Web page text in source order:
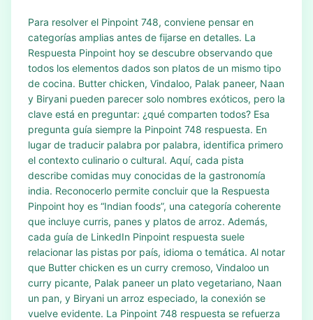
Para resolver el Pinpoint 748, conviene pensar en
categorías amplias antes de fijarse en detalles. La
Respuesta Pinpoint hoy se descubre observando que
todos los elementos dados son platos de un mismo tipo
de cocina. Butter chicken, Vindaloo, Palak paneer, Naan
y Biryani pueden parecer solo nombres exóticos, pero la
clave está en preguntar: ¿qué comparten todos? Esa
pregunta guía siempre la Pinpoint 748 respuesta. En
lugar de traducir palabra por palabra, identifica primero
el contexto culinario o cultural. Aquí, cada pista
describe comidas muy conocidas de la gastronomía
india. Reconocerlo permite concluir que la Respuesta
Pinpoint hoy es “Indian foods”, una categoría coherente
que incluye curris, panes y platos de arroz. Además,
cada guía de LinkedIn Pinpoint respuesta suele
relacionar las pistas por país, idioma o temática. Al notar
que Butter chicken es un curry cremoso, Vindaloo un
curry picante, Palak paneer un plato vegetariano, Naan
un pan, y Biryani un arroz especiado, la conexión se
vuelve evidente. La Pinpoint 748 respuesta se refuerza